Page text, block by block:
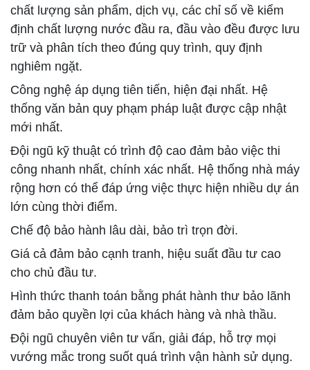
chất lượng sản phẩm, dịch vụ, các chỉ số về kiểm
định chất lượng nước đầu ra, đầu vào đều được lưu
trữ và phân tích theo đúng quy trình, quy định
nghiêm ngặt.
Công nghệ áp dụng tiên tiến, hiện đại nhất. Hệ
thống văn bản quy phạm pháp luật được cập nhật
mới nhất.
Đội ngũ kỹ thuật có trình độ cao đảm bảo việc thi
công nhanh nhất, chính xác nhất. Hệ thống nhà máy
rộng hơn có thể đáp ứng việc thực hiện nhiều dự án
lớn cùng thời điểm.
Chế độ bảo hành lâu dài, bảo trì trọn đời.
Giá cả đảm bảo cạnh tranh, hiệu suất đầu tư cao
cho chủ đầu tư.
Hình thức thanh toán bằng phát hành thư bảo lãnh
đảm bảo quyền lợi của khách hàng và nhà thầu.
Đội ngũ chuyên viên tư vấn, giải đáp, hỗ trợ mọi
vướng mắc trong suốt quá trình vận hành sử dụng.